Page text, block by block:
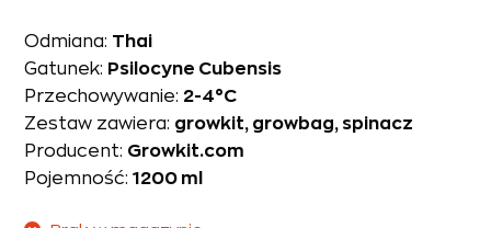
Odmiana: Thai
Gatunek: Psilocyne Cubensis
Przechowywanie: 2-4°C
Zestaw zawiera: growkit, growbag, spinacz
Producent: Growkit.com
Pojemność:1200 ml